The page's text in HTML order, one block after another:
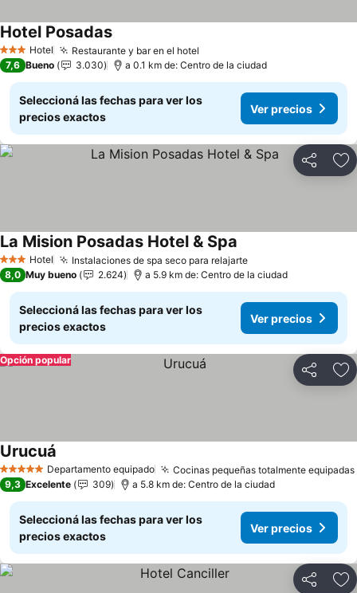
3 Estrellas
Hotel Restaurante y bar en el hotel
Hotel Posadas
7,6 Bueno 3.030 a 0.1 km de: Centro de la ciudad
Seleccioná las fechas para ver los
precios exactos
Ver precios
Compartir
3 Estrellas
Hotel Instalaciones de spa seco para relajarte
La Mision Posadas Hotel & Spa
8,0 Muy bueno 2.624 a 5.9 km de: Centro de la ciudad
Seleccioná las fechas para ver los
precios exactos
Ver precios
Compartir
Opción popular
5 Estrellas Departamento equipado Cocinas pequeñas totalmente equipadas
Urucuá
9,3 Excelente 309 a 5.8 km de: Centro de la ciudad
Seleccioná las fechas para ver los
precios exactos
Ver precios
Compartir